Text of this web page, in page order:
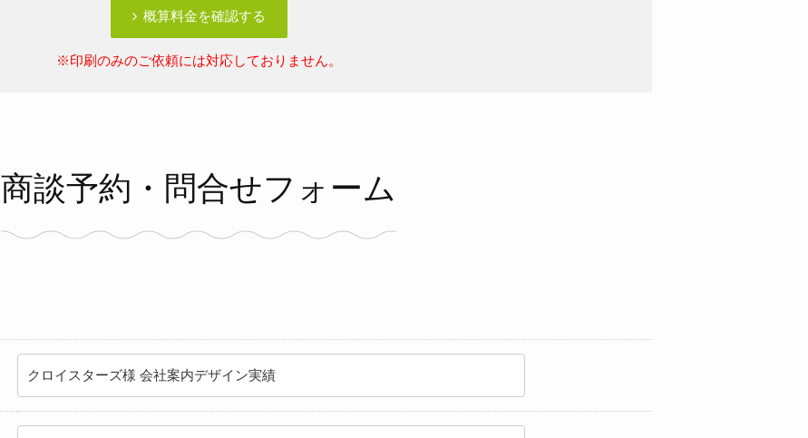
概算料金を確認する
※印刷のみのご依頼には対応しておりません。
商談予約・問合せフォーム